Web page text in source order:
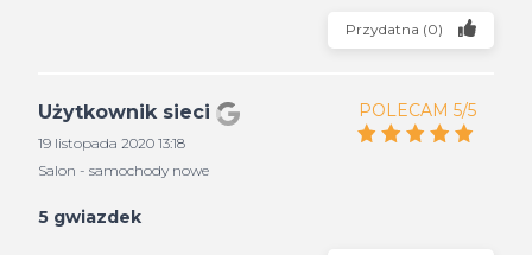
Przydatna (0)
Użytkownik sieci
19 listopada 2020 13:18
Salon - samochody nowe
POLECAM 5/5
5 gwiazdek